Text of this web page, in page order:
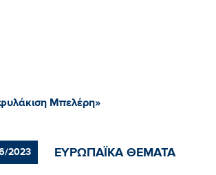
Μπελέρη»
2023 ΕΥΡΩΠΑΪΚΑ ΘΕΜΑΤΑ